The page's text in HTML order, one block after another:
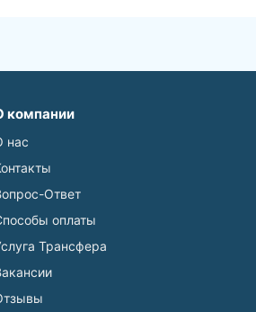
компании
нас
Ответ
оплаты
Трансфера